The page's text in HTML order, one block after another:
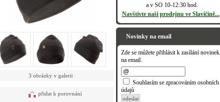
3 obrázky v galerii
přidat k porovnání
a v SO 10-12:30 hod.
Navštivte naši prodejnu ve Slavičíně...
Novinky na email
Zde se můžete přihlásit k zasílání novinek
na email.
Souhlasím se zpracováním osobních
údajů
odeslat